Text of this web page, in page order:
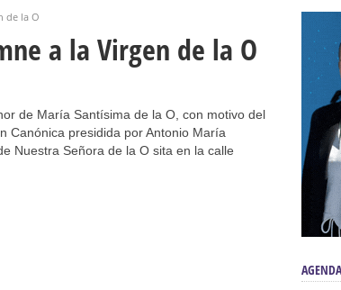
paso de Nuestra Señora de la Encarnación Coronada –
Santísima en su Soledad – San Lorenzo
Valle
Vía Crucis y Traslado – Siete Palabras
de la O
a la Virgen de la O
de María Santísima de la O, con motivo del
Canónica presidida por Antonio María
Nuestra Señora de la O sita en la calle